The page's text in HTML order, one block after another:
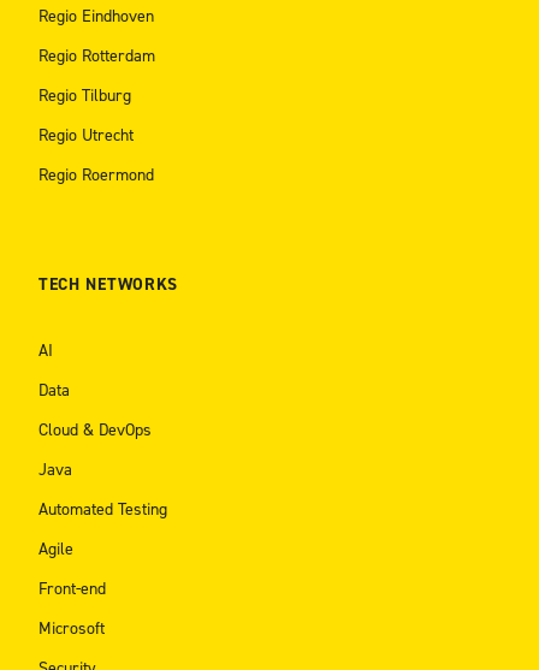
Regio Eindhoven
Regio Rotterdam
Regio Tilburg
Regio Utrecht
Regio Roermond
TECH NETWORKS
AI
Data
Cloud & DevOps
Java
Automated Testing
Agile
Front-end
Microsoft